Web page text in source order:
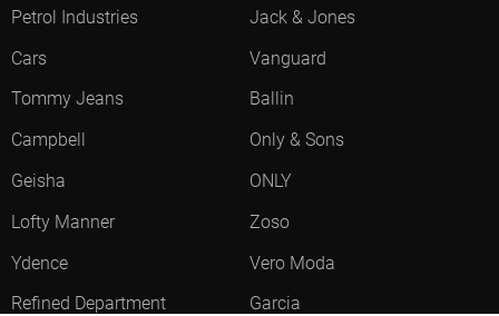
Petrol Industries
Jack & Jones
Cars
Vanguard
Tommy Jeans
Ballin
Campbell
Only & Sons
Geisha
ONLY
Lofty Manner
Zoso
Ydence
Vero Moda
Refined Department
Garcia